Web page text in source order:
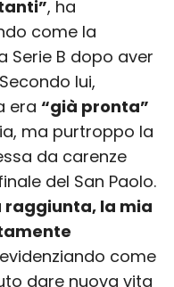
, ha
come la
Serie B dopo aver
lui,
era “già pronta”
ma purtroppo la
da carenze
del San Paolo.
raggiunta, la mia
come
dare nuova vita